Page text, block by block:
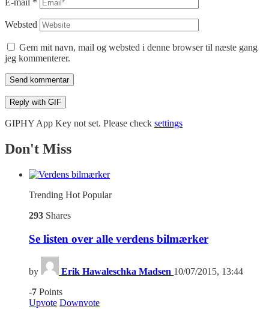
E-mail *
Websted
Gem mit navn, mail og websted i denne browser til næste gang
jeg kommenterer.
Send kommentar
Reply with GIF
GIPHY App Key not set. Please check settings
Don't Miss
Trending Hot Popular
293 Shares
Se listen over alle verdens bilmærker
by Erik Hawaleschka Madsen 10/07/2015, 13:44
-7 Points
Upvote Downvote